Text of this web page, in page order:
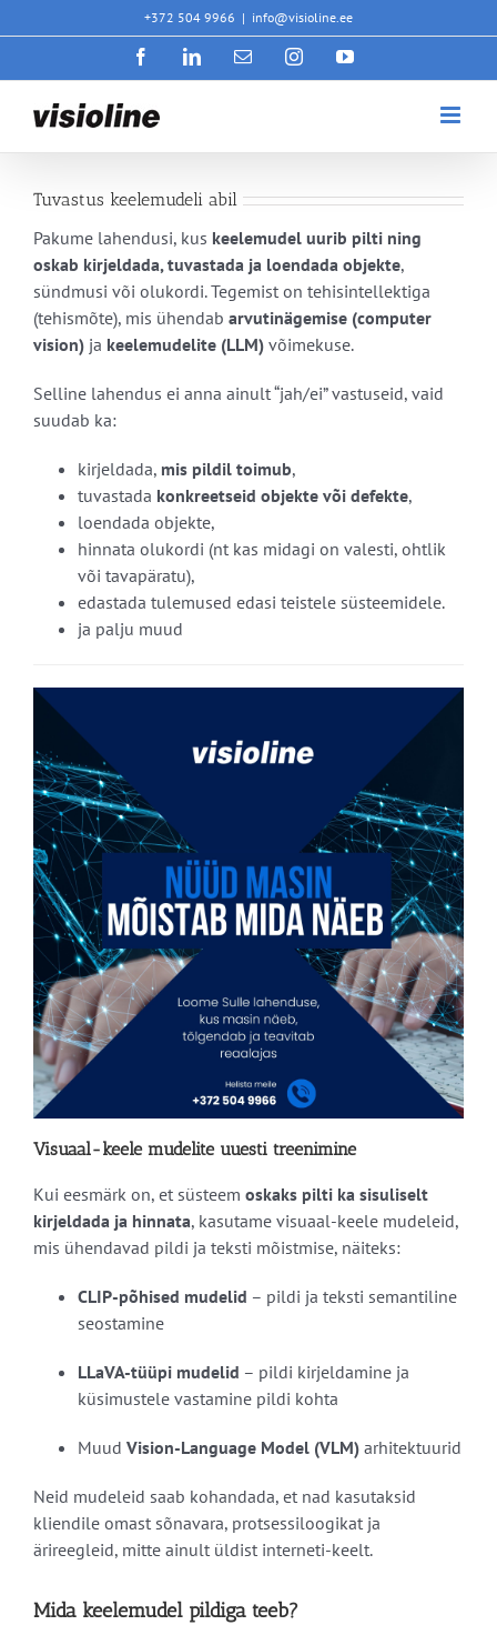
to
+372 504 9966 | info@visioline.ee
FacebookLinkedInEmail InstagramYouTube
Tuvastus keelemudeli abil
Pakume lahendusi, kus keelemudel uurib pilti ning
oskab kirjeldada, tuvastada ja loendada objekte,
sündmusi või olukordi. Tegemist on tehisintellektiga
(tehismõte), mis ühendab arvutinägemise (computer
vision) ja keelemudelite (LLM) võimekuse.
Selline lahendus ei anna ainult “jah/ei” vastuseid, vaid
suudab ka:
kirjeldada, mis pildil toimub,
tuvastada konkreetseid objekte või defekte,
loendada objekte,
hinnata olukordi (nt kas midagi on valesti, ohtlik
või tavapäratu),
edastada tulemused edasi teistele süsteemidele.
ja palju muud
Visuaal-keele mudelite uuesti treenimine
Kui eesmärk on, et süsteem oskaks pilti ka sisuliselt
kirjeldada ja hinnata, kasutame visuaal-keele mudeleid,
mis ühendavad pildi ja teksti mõistmise, näiteks:
CLIP-põhised mudelid – pildi ja teksti semantiline
seostamine
LLaVA-tüüpi mudelid – pildi kirjeldamine ja
küsimustele vastamine pildi kohta
Muud Vision-Language Model (VLM) arhitektuurid
Neid mudeleid saab kohandada, et nad kasutaksid
kliendile omast sõnavara, protsessiloogikat ja
ärireegleid, mitte ainult üldist interneti-keelt.
Mida keelemudel pildiga teeb?